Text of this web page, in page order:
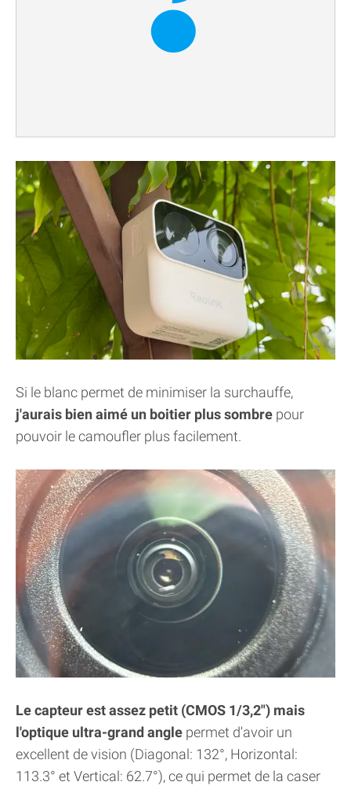
Si le blanc permet de minimiser la surchauffe,
j'aurais bien aimé un boitier plus sombre pour
pouvoir le camoufler plus facilement.
Le capteur est assez petit (CMOS 1/3,2") mais
l'optique ultra-grand angle permet d'avoir un
excellent de vision (Diagonal: 132°, Horizontal:
113.3° et Vertical: 62.7°), ce qui permet de la caser